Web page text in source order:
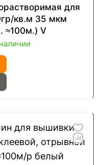
для
кв.м 35 мкм
≈100м.) V